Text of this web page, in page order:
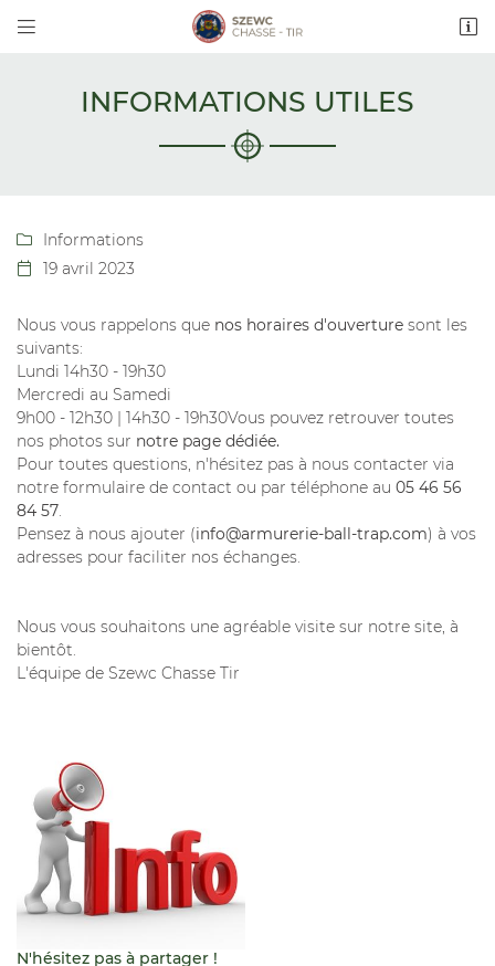
 
Rue Guy Szewc - Lieu dit Cabane Rouge
05 46 56 84 57
 Adresse email de réception
commerciales à l'adresse email indiqué ci-dessus. Vous pouvez vous désinscrire
à tout moment en utilisantle formulaire de désinscription .
INSCRIPTION
INFORMATIONS UTILES
 Informations
 19 avril 2023
Nous vous rappelons que nos horaires d'ouverture sont les
suivants:
Lundi 14h30 - 19h30
Mercredi au Samedi
9h00 - 12h30 | 14h30 - 19h30Vous pouvez retrouver toutes
nos photos sur notre page dédiée.
Pour toutes questions, n'hésitez pas à nous contacter via
notre formulaire de contact ou par téléphone au 05 46 56
84 57.
Pensez à nous ajouter (info@armurerie-ball-trap.com) à vos
adresses pour faciliter nos échanges.
Nous vous souhaitons une agréable visite sur notre site, à
bientôt.
L'équipe de Szewc Chasse Tir
N'hésitez pas à partager !